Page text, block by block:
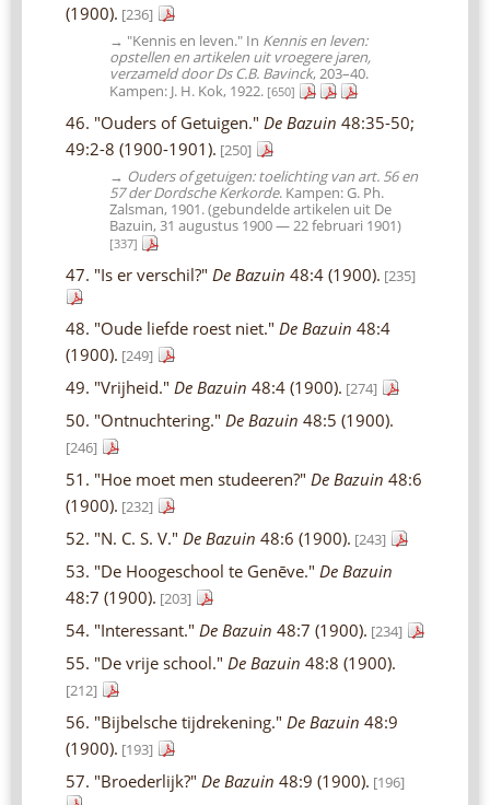
(1900). [236]
→ "Kennis en leven." In Kennis en leven:
opstellen en artikelen uit vroegere jaren,
verzameld door Ds C.B. Bavinck, 203–40.
Kampen: J. H. Kok, 1922. [650]
46. "Ouders of Getuigen." De Bazuin 48:35-50;
49:2-8 (1900-1901). [250]
→ Ouders of getuigen: toelichting van art. 56 en
57 der Dordsche Kerkorde. Kampen: G. Ph.
Zalsman, 1901. (gebundelde artikelen uit De
Bazuin, 31 augustus 1900 — 22 februari 1901)
[337]
47. "Is er verschil?" De Bazuin 48:4 (1900). [235]
48. "Oude liefde roest niet." De Bazuin 48:4
(1900). [249]
49. "Vrijheid." De Bazuin 48:4 (1900). [274]
50. "Ontnuchtering." De Bazuin 48:5 (1900).
[246]
51. "Hoe moet men studeeren?" De Bazuin 48:6
(1900). [232]
52. "N. C. S. V." De Bazuin 48:6 (1900). [243]
53. "De Hoogeschool te Genēve." De Bazuin
48:7 (1900). [203]
54. "Interessant." De Bazuin 48:7 (1900). [234]
55. "De vrije school." De Bazuin 48:8 (1900).
[212]
56. "Bijbelsche tijdrekening." De Bazuin 48:9
(1900). [193]
57. "Broederlijk?" De Bazuin 48:9 (1900). [196]